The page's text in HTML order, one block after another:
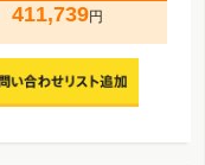
411,739円